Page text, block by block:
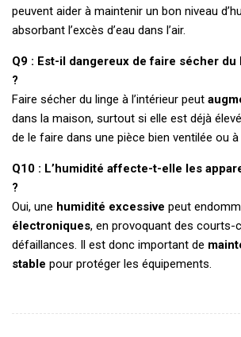
peuvent aider à maintenir un bon niveau
absorbant l’excès d’eau dans l’air.
Q9 : Est-il dangereux de faire sécher du
?
Faire sécher du linge à l’intérieur peut
dans la maison, surtout si elle est déjà
de le faire dans une pièce bien ventilée ou à
Q10 : L’humidité affecte-t-elle les
?
Oui, une humidité excessive peut
électroniques, en provoquant des courts-
défaillances. Il est donc important de
stable pour protéger les équipements.